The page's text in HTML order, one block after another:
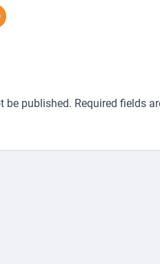
be published. Required fields